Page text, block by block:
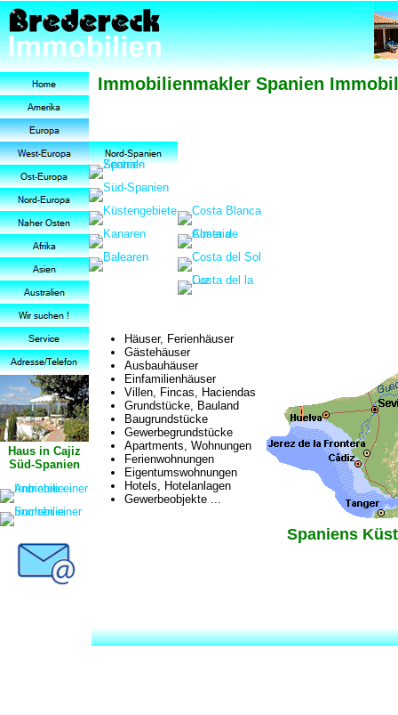
Immobilienmakler Spanien
Häuser, Ferienhäuser
Gästehäuser
Ausbauhäuser
Einfamilienhäuser
Villen, Fincas, Haciendas
Grundstücke, Bauland
Baugrundstücke
Gewerbegrundstücke
Apartments, Wohnungen
Ferienwohnungen
Eigentumswohnungen
Hotels, Hotelanlagen
Gewerbeobjekte ...
Haus in Cajiz
Süd-Spanien
Spaniens